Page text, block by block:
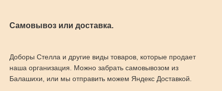
Самовывоз или доставка.
Доборы Стелла и другие виды товаров, которые продает
наша организация. Можно забрать самовывозом из
Балашихи, или мы отправить можем Яндекс Доставкой.